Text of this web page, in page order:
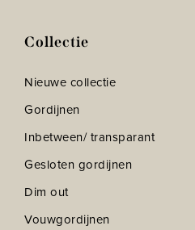
Collectie
Nieuwe collectie
Gordijnen
Inbetween/ transparant
Gesloten gordijnen
Dim out
Vouwgordijnen